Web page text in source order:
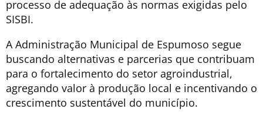
processo de adequação às normas exigidas pelo
SISBI.
A Administração Municipal de Espumoso segue
buscando alternativas e parcerias que contribuam
para o fortalecimento do setor agroindustrial,
agregando valor à produção local e incentivando o
crescimento sustentável do município.